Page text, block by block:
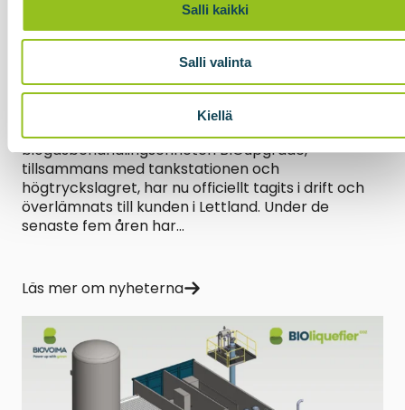
Salli kaikki
Salli valinta
Kiellä
Biogas uppgraderingsenhet
lettiska SIA ZAAO driftsatt
Den membranbaserade
biogasbehandlingsenheten BIOupgrade,
tillsammans med tankstationen och
högtryckslagret, har nu officiellt tagits i drift och
överlämnats till kunden i Lettland. Under de
senaste fem åren har...
Läs mer om nyheterna